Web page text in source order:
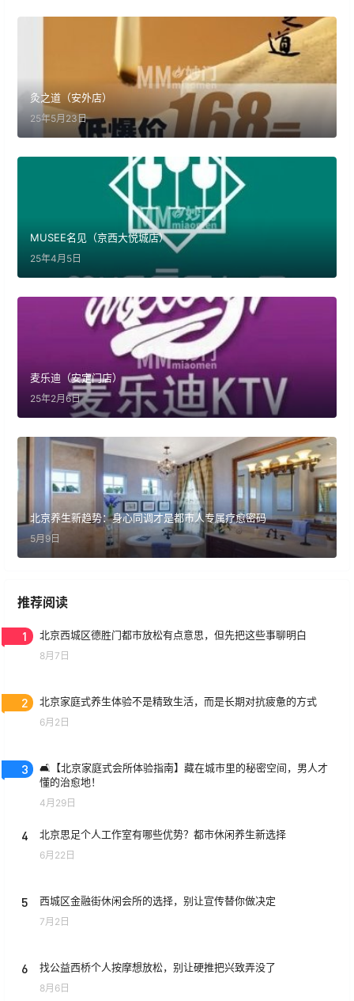
灸之道（安外店）
25年5月23日
MUSEE名见（京西大悦城店）
25年4月5日
麦乐迪（安定门店）
25年2月6日
北京养生新趋势：身心同调才是都市人专属疗愈密码
5月9日
推荐阅读
1 北京西城区德胜门都市放松有点意思，但先把这些事聊明白
8月7日
2 北京家庭式养生体验不是精致生活，而是长期对抗疲惫的方式
6月2日
3
🛋️【北京家庭式会所体验指南】藏在城市里的秘密空间，男人才
懂的治愈地！
4月29日
4 北京思足个人工作室有哪些优势？都市休闲养生新选择
6月22日
5 西城区金融街休闲会所的选择，别让宣传替你做决定
7月2日
6 找公益西桥个人按摩想放松，别让硬推把兴致弄没了
8月6日